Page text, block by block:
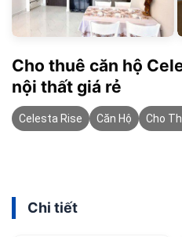
Cho thuê căn hộ
nội thất giá rẻ
Celesta Rise Căn Hộ Cho
Chi tiết